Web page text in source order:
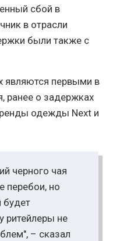
сбой в
в отрасли
были также с
являются первыми в
ранее о задержках
одежды Next и
черного чая
перебои, но
будет
ритейлеры не
– сказал